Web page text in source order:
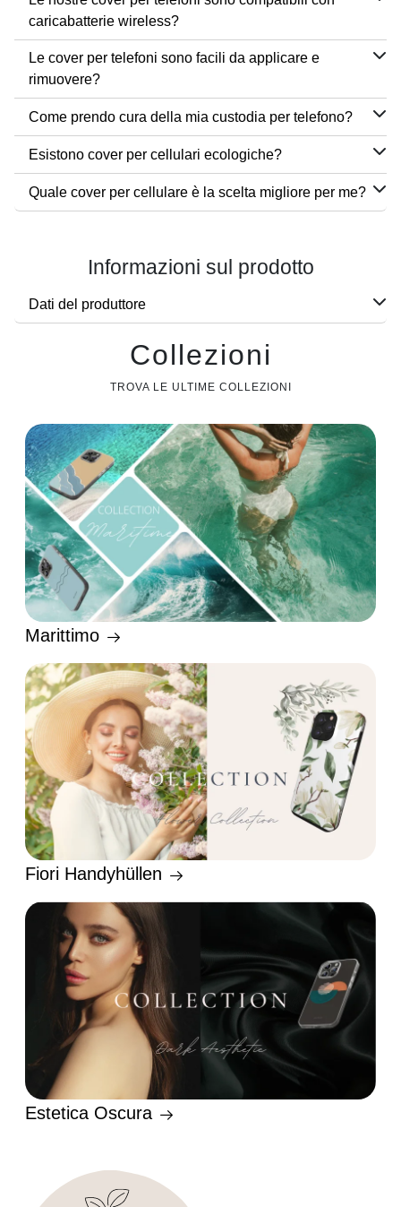
caricabatterie wireless?
Le cover per telefoni sono facili da applicare e
rimuovere?
Come prendo cura della mia custodia per telefono?
Esistono cover per cellulari ecologiche?
Quale cover per cellulare è la scelta migliore per me?
Informazioni sul prodotto
Dati del produttore
Collezioni
TROVA LE ULTIME COLLEZIONI
Marittimo
Fiori Handyhüllen
Estetica Oscura